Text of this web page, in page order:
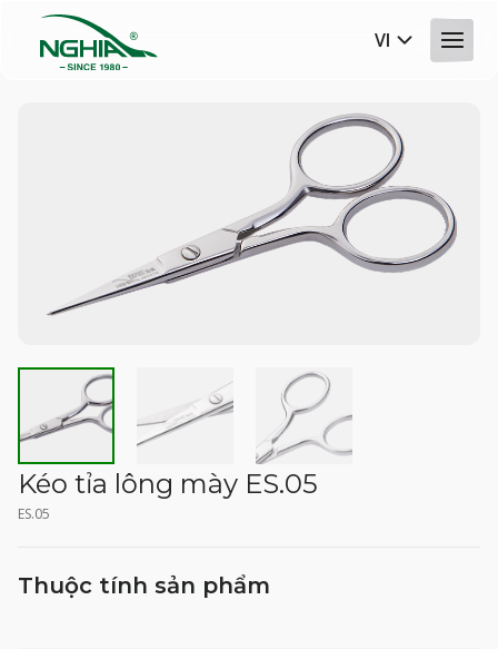
VI
Kéo tỉa lông mày ES.05
ES.05
Thuộc tính sản phẩm